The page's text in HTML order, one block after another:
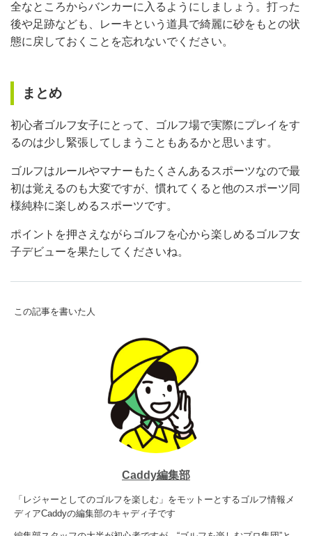
全なところからバンカーに入るようにしましょう。打った
後や足跡なども、レーキという道具で綺麗に砂をもとの状
態に戻しておくことを忘れないでください。
まとめ
初心者ゴルフ女子にとって、ゴルフ場で実際にプレイをす
るのは少し緊張してしまうこともあるかと思います。
ゴルフはルールやマナーもたくさんあるスポーツなので最
初は覚えるのも大変ですが、慣れてくると他のスポーツ同
様純粋に楽しめるスポーツです。
ポイントを押さえながらゴルフを心から楽しめるゴルフ女
子デビューを果たしてくださいね。
この記事を書いた人
Caddy編集部
「レジャーとしてのゴルフを楽しむ」をモットーとするゴルフ情報メ
ディアCaddyの編集部のキャディ子です